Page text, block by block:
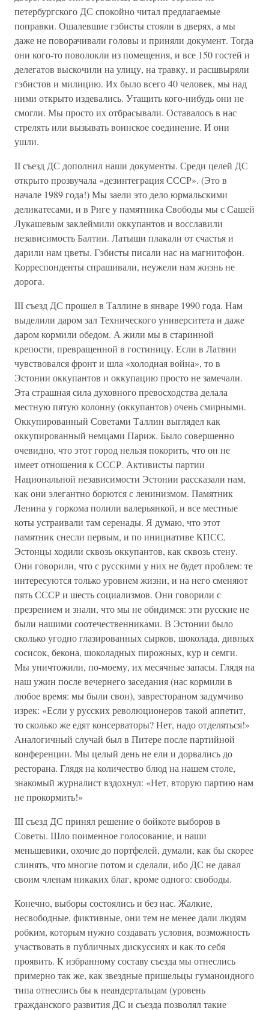
петербургского ДС спокойно читал предлагаемые
поправки. Ошалевшие гэбисты стояли в дверях, а мы
даже не поворачивали головы и приняли документ. Тогда
они кого-то поволокли из помещения, и все 150 гостей и
делегатов выскочили на улицу, на травку, и расшвыряли
гэбистов и милицию. Их было всего 40 человек, мы над
ними открыто издевались. Утащить кого-нибудь они не
смогли. Мы просто их отбрасывали. Оставалось в нас
стрелять или вызывать воинское соединение. И они
ушли.
II съезд ДС дополнил наши документы. Среди целей ДС
открыто прозвучала «дезинтеграция СССР». (Это в
начале 1989 года!) Мы заели это дело юрмальскими
деликатесами, и в Риге у памятника Свободы мы с Сашей
Лукашевым заклеймили оккупантов и восславили
независимость Балтии. Латыши плакали от счастья и
дарили нам цветы. Гэбисты писали нас на магнитофон.
Корреспонденты спрашивали, неужели нам жизнь не
дорога.
III съезд ДС прошел в Таллине в январе 1990 года. Нам
выделили даром зал Технического университета и даже
даром кормили обедом. А жили мы в старинной
крепости, превращенной в гостиницу. Если в Латвии
чувствовался фронт и шла «холодная война», то в
Эстонии оккупантов и оккупацию просто не замечали.
Эта страшная сила духовного превосходства делала
местную пятую колонну (оккупантов) очень смирными.
Оккупированный Советами Таллин выглядел как
оккупированный немцами Париж. Было совершенно
очевидно, что этот город нельзя покорить, что он не
имеет отношения к СССР. Активисты партии
Национальной независимости Эстонии рассказали нам,
как они элегантно борются с ленинизмом. Памятник
Ленина у горкома полили валерьянкой, и все местные
коты устраивали там серенады. Я думаю, что этот
памятник снесли первым, и по инициативе КПСС.
Эстонцы ходили сквозь оккупантов, как сквозь стену.
Они говорили, что с русскими у них не будет проблем: те
интересуются только уровнем жизни, и на него сменяют
пять СССР и шесть социализмов. Они говорили с
презрением и знали, что мы не обидимся: эти русские не
были нашими соотечественниками. В Эстонии было
сколько угодно глазированных сырков, шоколада, дивных
сосисок, бекона, шоколадных пирожных, кур и семги.
Мы уничтожили, по-моему, их месячные запасы. Глядя на
наш ужин после вечернего заседания (нас кормили в
любое время: мы были свои), заврестораном задумчиво
изрек: «Если у русских революционеров такой аппетит,
то сколько же едят консерваторы? Нет, надо отделяться!»
Аналогичный случай был в Питере после партийной
конференции. Мы целый день не ели и дорвались до
ресторана. Глядя на количество блюд на нашем столе,
знакомый журналист вздохнул: «Нет, вторую партию нам
не прокормить!»
III съезд ДС принял решение о бойкоте выборов в
Советы. Шло поименное голосование, и наши
меньшевики, охочие до портфелей, думали, как бы скорее
слинять, что многие потом и сделали, ибо ДС не давал
своим членам никаких благ, кроме одного: свободы.
Конечно, выборы состоялись и без нас. Жалкие,
несвободные, фиктивные, они тем не менее дали людям
робким, которым нужно создавать условия, возможность
участвовать в публичных дискуссиях и как-то себя
проявить. К избранному составу съезда мы отнеслись
примерно так же, как звездные пришельцы гуманоидного
типа отнеслись бы к неандертальцам (уровень
гражданского развития ДС и съезда позволял такие